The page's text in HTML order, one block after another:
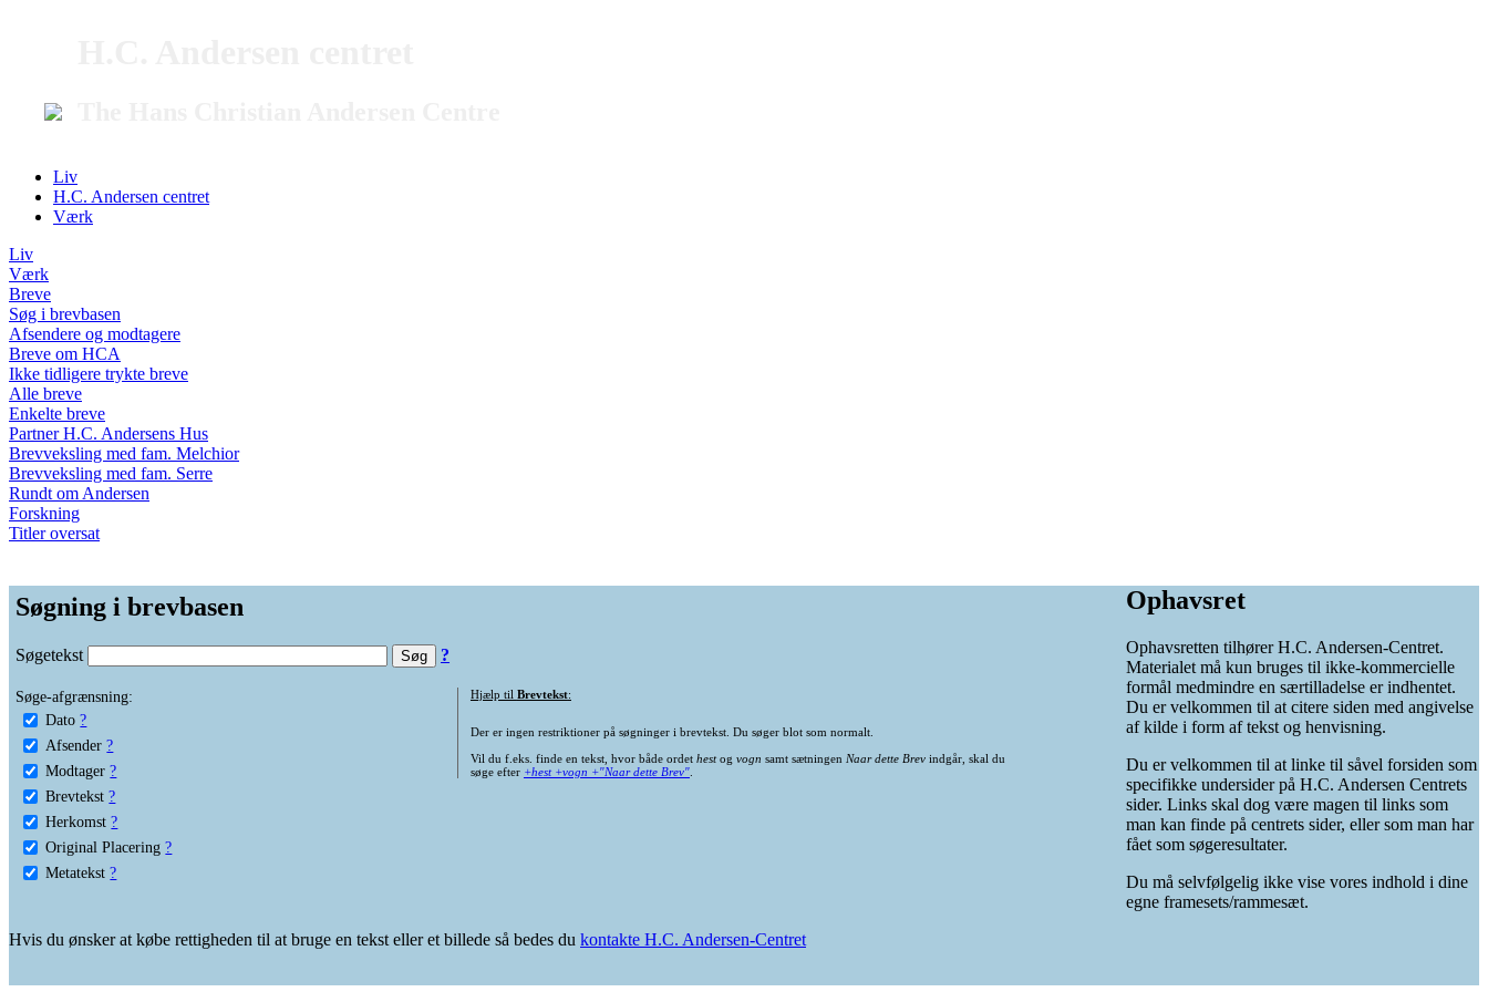
Liv
H.C. Andersen centret
Værk
Liv
Værk
Breve
Søg i brevbasen
Afsendere og modtagere
Breve om HCA
Ikke tidligere trykte breve
Alle breve
Enkelte breve
Partner H.C. Andersens Hus
Brevveksling med fam. Melchior
Brevveksling med fam. Serre
Rundt om Andersen
Forskning
Titler oversat
Søgning i brevbasen
Søgetekst ?
Søge-afgrænsning:
Dato ?
Afsender ?
Modtager ?
Brevtekst ?
Herkomst ?
Original Placering ?
Metatekst ?
Hjælp til Brevtekst:
Der er ingen restriktioner på søgninger i brevtekst. Du søger blot som normalt.
Vil du f.eks. finde en tekst, hvor både ordet hestog vogn samt sætningen Naar dette Brevindgår, skal du
søge efter +hest +vogn +"Naar dette Brev".
Ophavsret
Ophavsretten tilhører H.C. Andersen-Centret.
Materialet må kun bruges til ikke-kommercielle
formål medmindre en særtilladelse er indhentet.
Du er velkommen til at citere siden med angivelse
af kilde i form af tekst og henvisning.
Du er velkommen til at linke til såvel forsiden som
specifikke undersider på H.C. Andersen Centrets
sider. Links skal dog være magen til links som
man kan finde på centrets sider, eller som man har
fået som søgeresultater.
Du må selvfølgelig ikke vise vores indhold i dine
egne framesets/rammesæt.
Hvis du ønsker at købe rettigheden til at bruge en tekst eller et billede så bedes du kontakte H.C. Andersen-Centret